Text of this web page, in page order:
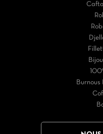
Burnous